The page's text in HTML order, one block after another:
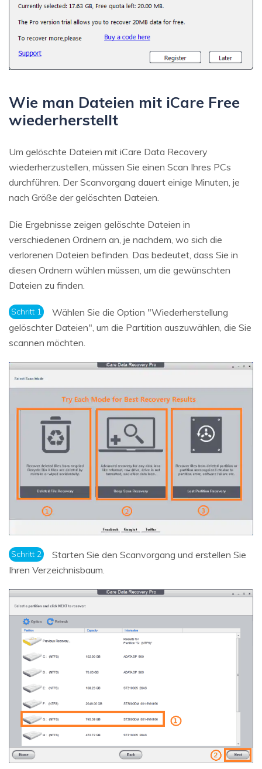
Wie man Dateien mit iCare Free
wiederherstellt
Um gelöschte Dateien mit iCare Data Recovery
wiederherzustellen, müssen Sie einen Scan Ihres PCs
durchführen. Der Scanvorgang dauert einige Minuten, je
nach Größe der gelöschten Dateien.
Die Ergebnisse zeigen gelöschte Dateien in
verschiedenen Ordnern an, je nachdem, wo sich die
verlorenen Dateien befinden. Das bedeutet, dass Sie in
diesen Ordnern wühlen müssen, um die gewünschten
Dateien zu finden.
Schritt 1
Wählen Sie die Option "Wiederherstellung
gelöschter Dateien", um die Partition auszuwählen, die Sie
scannen möchten.
Schritt 2
Starten Sie den Scanvorgang und erstellen Sie
Ihren Verzeichnisbaum.